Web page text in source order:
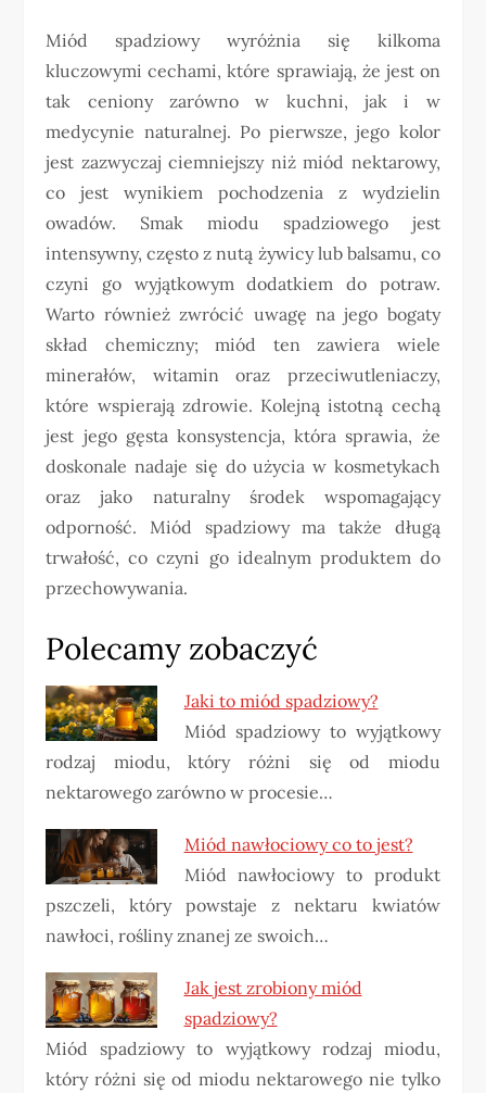
Miód spadziowy wyróżnia się kilkoma
kluczowymi cechami, które sprawiają, że jest on
tak ceniony zarówno w kuchni, jak i w
medycynie naturalnej. Po pierwsze, jego kolor
jest zazwyczaj ciemniejszy niż miód nektarowy,
co jest wynikiem pochodzenia z wydzielin
owadów. Smak miodu spadziowego jest
intensywny, często z nutą żywicy lub balsamu, co
czyni go wyjątkowym dodatkiem do potraw.
Warto również zwrócić uwagę na jego bogaty
skład chemiczny; miód ten zawiera wiele
minerałów, witamin oraz przeciwutleniaczy,
które wspierają zdrowie. Kolejną istotną cechą
jest jego gęsta konsystencja, która sprawia, że
doskonale nadaje się do użycia w kosmetykach
oraz jako naturalny środek wspomagający
odporność. Miód spadziowy ma także długą
trwałość, co czyni go idealnym produktem do
przechowywania.
Polecamy zobaczyć
Jaki to miód spadziowy?
Miód spadziowy to wyjątkowy
rodzaj miodu, który różni się od miodu
nektarowego zarówno w procesie…
Miód nawłociowy co to jest?
Miód nawłociowy to produkt
pszczeli, który powstaje z nektaru kwiatów
nawłoci, rośliny znanej ze swoich…
Jak jest zrobiony miód
spadziowy?
Miód spadziowy to wyjątkowy rodzaj miodu,
który różni się od miodu nektarowego nie tylko